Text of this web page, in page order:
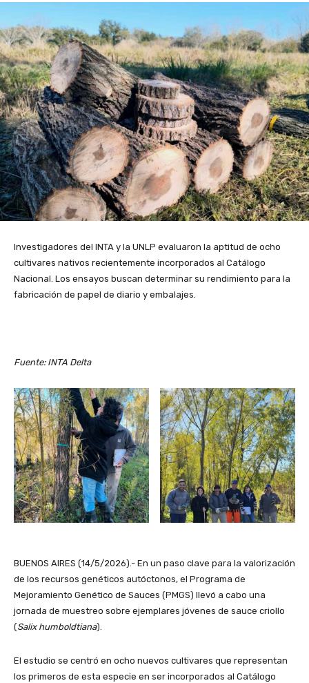
Investigadores del INTA y la UNLP evaluaron la aptitud de ocho
cultivares nativos recientemente incorporados al Catálogo
Nacional. Los ensayos buscan determinar su rendimiento para la
fabricación de papel de diario y embalajes.
Fuente: INTA Delta
BUENOS AIRES (14/5/2026).- En un paso clave para la valorización
de los recursos genéticos autóctonos, el Programa de
Mejoramiento Genético de Sauces (PMGS) llevó a cabo una
jornada de muestreo sobre ejemplares jóvenes de sauce criollo
(Salix humboldtiana).
El estudio se centró en ocho nuevos cultivares que representan
los primeros de esta especie en ser incorporados al Catálogo